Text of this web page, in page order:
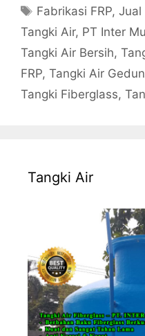
Tags
Fabrikasi FRP,Jual
Tangki Air, PT Inter
Tangki Air Bersih,
FRP, Tangki Air
Tangki Fiberglass,
Tangki Air